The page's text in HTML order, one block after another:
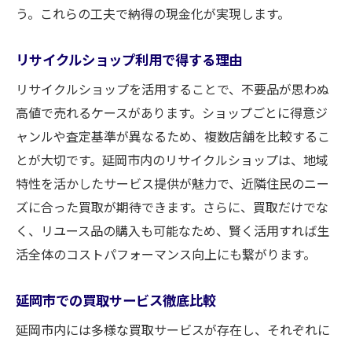
う。これらの工夫で納得の現金化が実現します。
リサイクルショップ利用で得する理由
リサイクルショップを活用することで、不要品が思わぬ
高値で売れるケースがあります。ショップごとに得意ジ
ャンルや査定基準が異なるため、複数店舗を比較するこ
とが大切です。延岡市内のリサイクルショップは、地域
特性を活かしたサービス提供が魅力で、近隣住民のニー
ズに合った買取が期待できます。さらに、買取だけでな
く、リユース品の購入も可能なため、賢く活用すれば生
活全体のコストパフォーマンス向上にも繋がります。
延岡市での買取サービス徹底比較
延岡市内には多様な買取サービスが存在し、それぞれに